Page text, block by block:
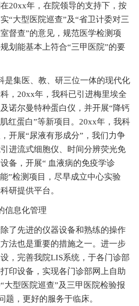
20xx年，在院领导的支持下，按
“大型医院巡查”及“省卫计委对三
督查”的意见，规范医学检测项
划能基本上符合“三甲医院”的要
集医、教、研三位一体的现代化
，20xx年，我科已引进梅里埃全
诺尔曼特种蛋白仪，并开展“降钙
红蛋白”等新项目。20xx年，我科
开展“尿液有形成分”，我们力争
进流式细胞仪、时间分辨荧光免
备，开展“ 血液病的免疫学诊
”检测项目，尽早成立中心实验
研提供平台。
息化管理
先进的仪器设备和熟练的操作
法也是重要的措施之一。进一步
，完善我院LIS系统，于各门诊部
印设备，实现各门诊部网上自助
大型医院巡查”及三甲医院检验报
题，更好的服务于临床。